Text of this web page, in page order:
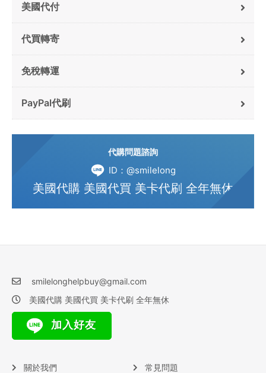
美國代付
代買轉寄
免稅轉運
PayPal代刷
代購問題諮詢
ID：@smilelong
美國代購 美國代買 美卡代刷 全年無休
smilelonghelpbuy@gmail.com
美國代購 美國代買 美卡代刷 全年無休
加入好友
關於我們 常見問題